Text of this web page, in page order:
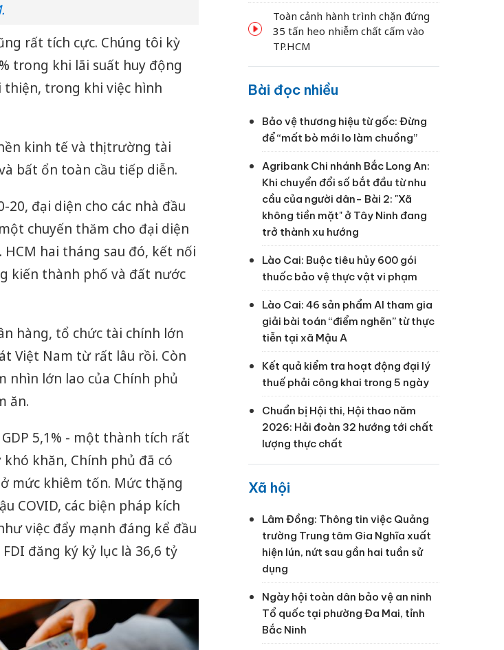
rất tích cực. Chúng tôi kỳ
trong khi lãi suất huy động
thiện, trong khi việc hình
kinh tế và thị trường tài
bất ổn toàn cầu tiếp diễn.
đại diện cho các nhà đầu
chuyến thăm cho đại diện
hai tháng sau đó, kết nối
kiến thành phố và đất nước
hàng, tổ chức tài chính lớn
Việt Nam từ rất lâu rồi. Còn
nhìn lớn lao của Chính phủ
ăn.
5,1% - một thành tích rất
khăn, Chính phủ đã có
mức khiêm tốn. Mức thặng
COVID, các biện pháp kích
việc đẩy mạnh đáng kể đầu
đăng ký kỷ lục là 36,6 tỷ
Toàn cảnh hành trình chặn đứng
35 tấn heo nhiễm chất cấm vào
TP.HCM
Bài đọc nhiều
Bảo vệ thương hiệu từ gốc: Đừng
để “mất bò mới lo làm chuồng”
Agribank Chi nhánh Bắc Long An:
Khi chuyển đổi số bắt đầu từ nhu
cầu của người dân- Bài 2: "Xã
không tiền mặt" ở Tây Ninh đang
trở thành xu hướng
Lào Cai: Buộc tiêu hủy 600 gói
thuốc bảo vệ thực vật vi phạm
Lào Cai: 46 sản phẩm AI tham gia
giải bài toán “điểm nghẽn” từ thực
tiễn tại xã Mậu A
Kết quả kiểm tra hoạt động đại lý
thuế phải công khai trong 5 ngày
Chuẩn bị Hội thi, Hội thao năm
2026: Hải đoàn 32 hướng tới chất
lượng thực chất
Xã hội
Lâm Đồng: Thông tin việc Quảng
trường Trung tâm Gia Nghĩa xuất
hiện lún, nứt sau gần hai tuần sử
dụng
Ngày hội toàn dân bảo vệ an ninh
Tổ quốc tại phường Đa Mai, tỉnh
Bắc Ninh